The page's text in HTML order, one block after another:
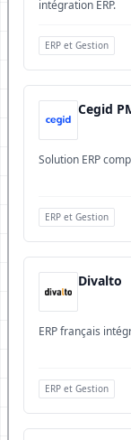
intégration ERP.
ERP et Gestion
Cegid
Solution ERP
ERP et Gestion
Divalto
ERP français
ERP et Gestion